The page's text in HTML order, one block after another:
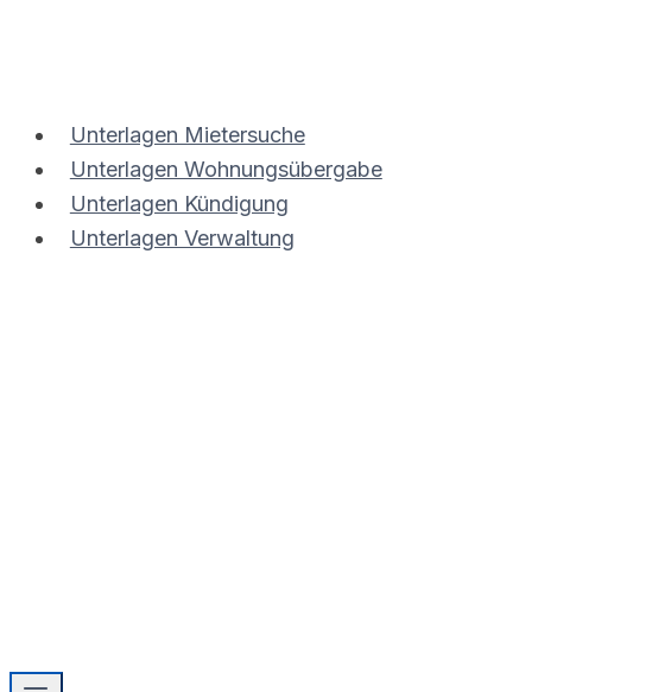
Unterlagen Mietersuche
Unterlagen Wohnungsübergabe
Unterlagen Kündigung
Unterlagen Verwaltung